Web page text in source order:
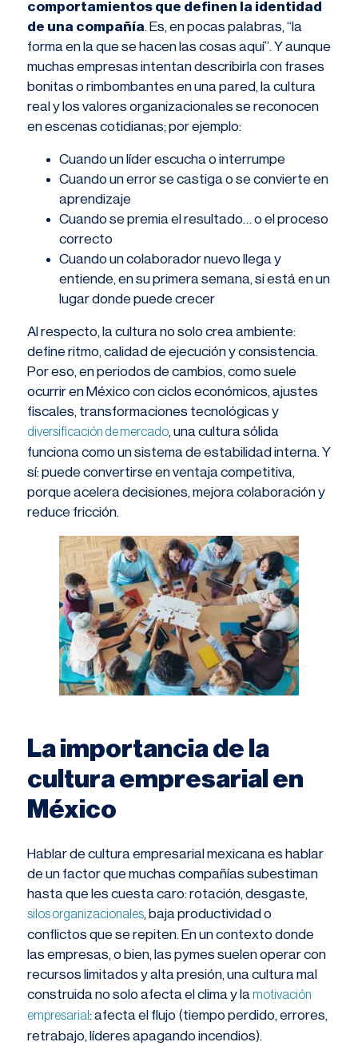
comportamientos que definen la identidad
de una compañía. Es, en pocas palabras, “la
forma en la que se hacen las cosas aquí”. Y aunque
muchas empresas intentan describirla con frases
bonitas o rimbombantes en una pared, la cultura
real y los valores organizacionales se reconocen
en escenas cotidianas; por ejemplo:
Cuando un líder escucha o interrumpe
Cuando un error se castiga o se convierte en
aprendizaje
Cuando se premia el resultado… o el proceso
correcto
Cuando un colaborador nuevo llega y
entiende, en su primera semana, si está en un
lugar donde puede crecer
Al respecto, la cultura no solo crea ambiente:
define ritmo, calidad de ejecución y consistencia.
Por eso, en periodos de cambios, como suele
ocurrir en México con ciclos económicos, ajustes
fiscales, transformaciones tecnológicas y
diversificación de mercado, una cultura sólida
funciona como un sistema de estabilidad interna. Y
sí: puede convertirse en ventaja competitiva,
porque acelera decisiones, mejora colaboración y
reduce fricción.
La importancia de la
cultura empresarial en
México
Hablar de cultura empresarial mexicana es hablar
de un factor que muchas compañías subestiman
hasta que les cuesta caro: rotación, desgaste,
silos organizacionales, baja productividad o
conflictos que se repiten. En un contexto donde
las empresas, o bien, las pymes suelen operar con
recursos limitados y alta presión, una cultura mal
construida no solo afecta el clima y la motivación
empresarial: afecta el flujo (tiempo perdido, errores,
retrabajo, líderes apagando incendios).